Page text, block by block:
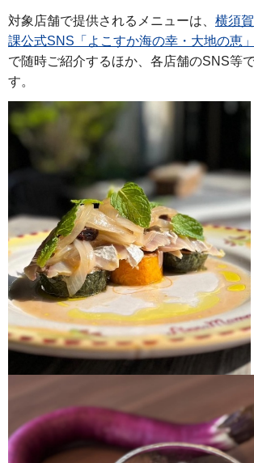
対象店舗で提供されるメニューは、 横須
課公式SNS「よこすか海の幸・大地の恵
で随時ご紹介するほか、各店舗のSNS等
す。